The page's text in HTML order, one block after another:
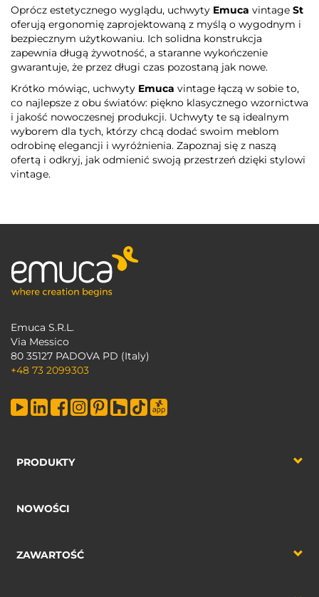
Oprócz estetycznego wyglądu, uchwyty Emuca vintage St
oferują ergonomię zaprojektowaną z myślą o wygodnym i
bezpiecznym użytkowaniu. Ich solidna konstrukcja
zapewnia długą żywotność, a staranne wykończenie
gwarantuje, że przez długi czas pozostaną jak nowe.
Krótko mówiąc, uchwyty Emuca vintage łączą w sobie to,
co najlepsze z obu światów: piękno klasycznego wzornictwa
i jakość nowoczesnej produkcji. Uchwyty te są idealnym
wyborem dla tych, którzy chcą dodać swoim meblom
odrobinę elegancji i wyróżnienia. Zapoznaj się z naszą
ofertą i odkryj, jak odmienić swoją przestrzeń dzięki stylowi
vintage.
Emuca S.R.L.
Via Messico
80 35127 PADOVA PD (Italy)
+48 73 2099303
PRODUKTY
NOWOŚCI
ZAWARTOŚĆ